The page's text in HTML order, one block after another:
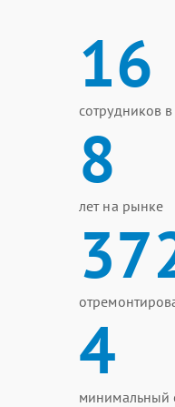
16
сотрудников
8
лет на рынке
4
минимальный